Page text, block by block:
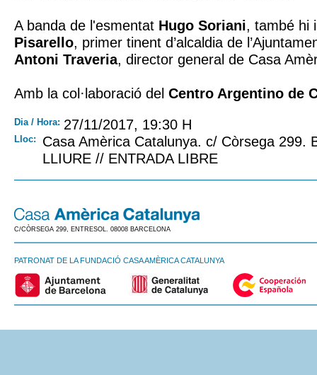
A banda de l'esmentat Hugo Soriani, també hi
Pisarello, primer tinent d’alcaldia de
Antoni Traveria, director general de Casa
Amb la col·laboració del Centro Argentino de
Dia / Hora: 27/11/2017, 19:30 H
Lloc:
Casa Amèrica Catalunya. c/ Còrsega 299.
LLIURE // ENTRADA LIBRE
C/CÒRSEGA 299, ENTRESOL. 08008 BARCELONA
PATRONAT DE LA FUNDACIÓ CASA AMÈRICA CATALUNYA